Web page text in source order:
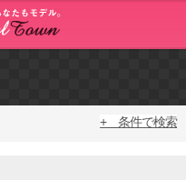
+ 条件で検索